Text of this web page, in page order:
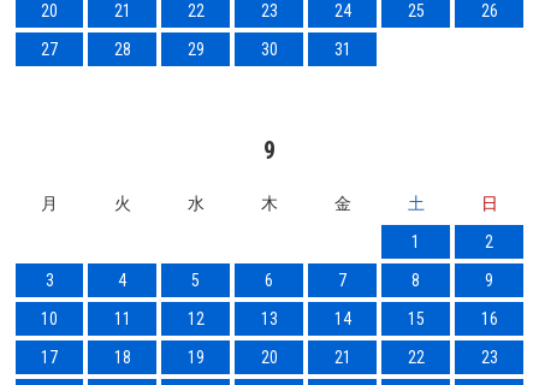
20
21 22 23 24 25
26
27
28 29 30 31
9
月 火 水 木 金 土
日
1
2
3
4 5 6 7 8
9
10
11 12 13 14 15
16
17
18 19 20 21 22
23